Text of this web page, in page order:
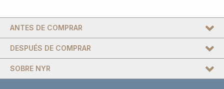
DESPUÉS DE COMPRAR
SOBRE NYR
ANTES DE COMPRAR